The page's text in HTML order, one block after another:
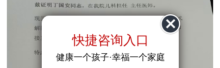
快捷咨询入口
健康一个孩子·幸福一个家庭